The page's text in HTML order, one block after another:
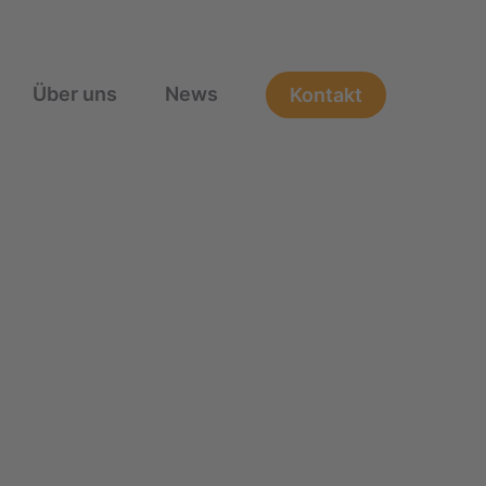
Über uns News Kontakt